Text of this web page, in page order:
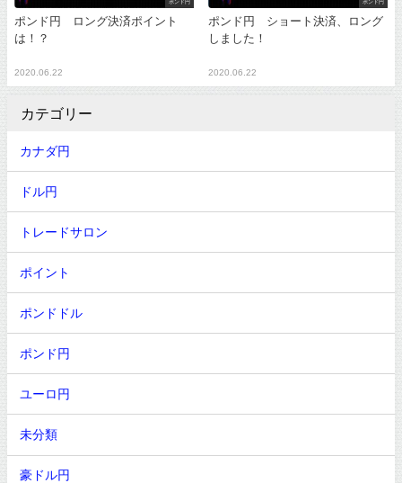
ポンド円
ポンド円 ロング決済ポイント
は！？
2020.06.22
ポンド円
ポンド円 ショート決済、ロング
しました！
2020.06.22
カテゴリー
カナダ円
ドル円
トレードサロン
ポイント
ポンドドル
ポンド円
ユーロ円
未分類
豪ドル円